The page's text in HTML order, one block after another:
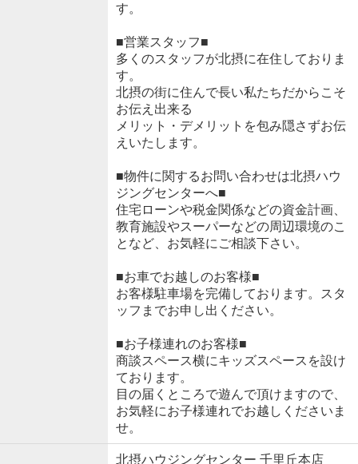
す。
■営業スタッフ■
多くのスタッフが北摂に在住しておりま
す。
北摂の街に住んで長い私たちだからこそ
お伝え出来る
メリット・デメリットを包み隠さずお伝
えいたします。
■物件に関するお問い合わせは北摂ハウ
ジングセンターへ■
住宅ローンや税金関係などの資金計画、
教育施設やスーパーなどの周辺環境のこ
となど、お気軽にご相談下さい。
■お車でお越しのお客様■
お客様駐車場を完備しております。スタ
ッフまでお申し出ください。
■お子様連れのお客様■
商談スペース横にキッズスペースを設け
ております。
目の届くところで遊んで頂けますので、
お気軽にお子様連れでお越しくださいま
せ。
北摂ハウジングセンター 千里丘本店